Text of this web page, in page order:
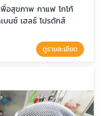
อสุขภาพ กาแฟ โกโก้
นซ์ เฮลธ์ โปรดักส์
ดูรายละเอียด